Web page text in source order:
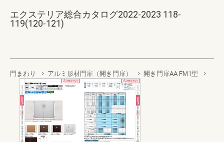
エクステリア総合カタログ2022-2023 118-
119(120-121)
門まわり アルミ形材門扉（開き門扉） 開き門扉AA FM1型